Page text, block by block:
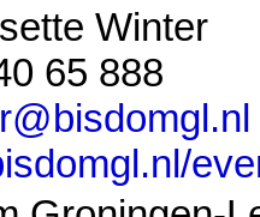
Winter
65 888